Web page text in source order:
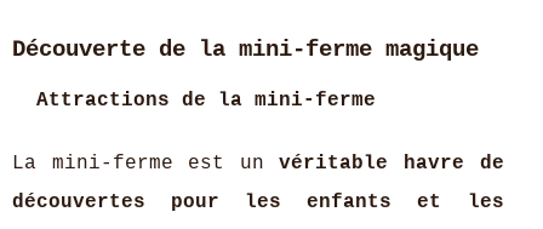
Découverte de la mini-ferme magique
Attractions de la mini-ferme
La mini-ferme est unvéritable havre de
découvertes pour les enfants et les